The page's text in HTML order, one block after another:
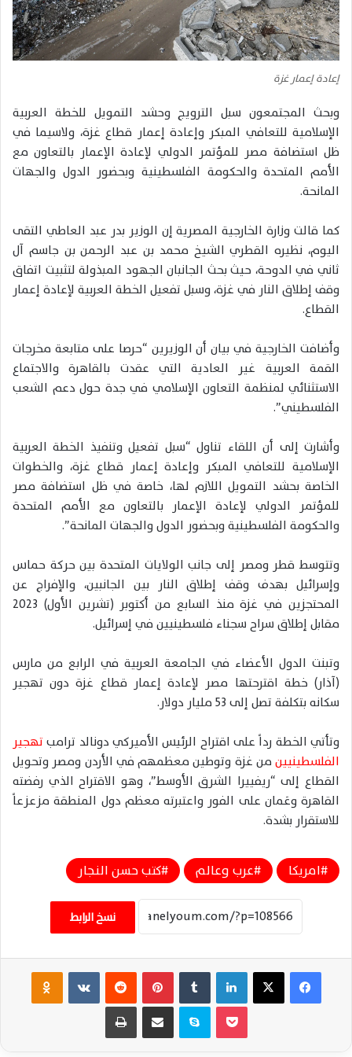
إعادة إعمار غزة
وبحث المجتمعون سبل الترويج وحشد التمويل للخطة العربية
الإسلامية للتعافي المبكر وإعادة إعمار قطاع غزة، ولاسيما في
ظل استضافة مصر للمؤتمر الدولي لإعادة الإعمار بالتعاون مع
الأمم المتحدة والحكومة الفلسطينية وبحضور الدول والجهات
المانحة.
كما قالت وزارة الخارجية المصرية إن الوزير بدر عبد العاطي التقى
اليوم، نظيره القطري الشيخ محمد بن عبد الرحمن بن جاسم آل
ثاني في الدوحة، حيث بحث الجانبان الجهود المبذولة لتثبيت اتفاق
وقف إطلاق النار في غزة، وسبل تفعيل الخطة العربية لإعادة إعمار
القطاع.
وأضافت الخارجية في بيان أن الوزيرين “حرصا على متابعة مخرجات
القمة العربية غير العادية التي عقدت بالقاهرة والاجتماع
الاستثنائي لمنظمة التعاون الإسلامي في جدة حول دعم الشعب
الفلسطيني”.
وأشارت إلى أن اللقاء تناول “سبل تفعيل وتنفيذ الخطة العربية
الإسلامية للتعافي المبكر وإعادة إعمار قطاع غزة، والخطوات
الخاصة بحشد التمويل اللازم لها، خاصة في ظل استضافة مصر
للمؤتمر الدولي لإعادة الإعمار بالتعاون مع الأمم المتحدة
والحكومة الفلسطينية وبحضور الدول والجهات المانحة”.
وتتوسط قطر ومصر إلى جانب الولايات المتحدة بين حركة حماس
وإسرائيل بهدف وقف إطلاق النار بين الجانبين، والإفراج عن
المحتجزين في غزة منذ السابع من أكتوبر (تشرين الأول) 2023
مقابل إطلاق سراح سجناء فلسطينيين في إسرائيل.
وتبنت الدول الأعضاء في الجامعة العربية في الرابع من مارس
(آذار) خطة اقترحتها مصر لإعادة إعمار قطاع غزة دون تهجير
سكانه بتكلفة تصل إلى 53 مليار دولار.
وتأتي الخطة رداً على اقتراح الرئيس الأميركي دونالد ترامبتهجير
الفلسطينيين من غزة وتوطين معظمهم في الأردن ومصر وتحويل
القطاع إلى “ريفييرا الشرق الأوسط”، وهو الاقتراح الذي رفضته
القاهرة وعَمان على الفور واعتبرته معظم دول المنطقة مزعزعاً
للاستقرار بشدة.
امريكا عرب وعالم كتب حسن النجار
نسخ الرابط
فيسبوك ‫X لينكدإن بينتيريست ‏VKontakte
سكايب مشاركة عبر البريد طباعة